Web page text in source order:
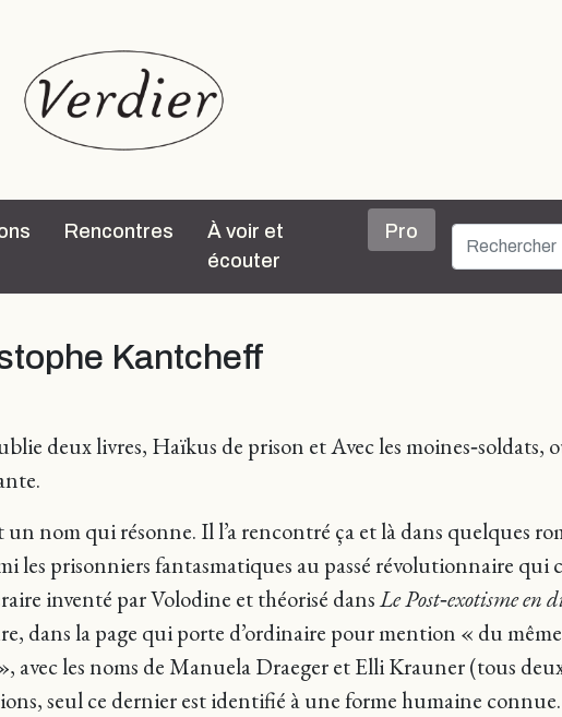
Rencontres
À voir et
écouter
Pro
Kantcheff
deux livres, Haïkus de prison et Avec les moines‑soldats,
nom qui résonne. Il l’a rencontré ça et là dans quelques
les prisonniers fantasmatiques au passé révolutionnaire qui
inventé par Volodine et théorisé dansLe Post‑exotisme en
dans la page qui porte d’ordinaire pour mention « du
avec les noms de Manuela Draeger et Elli Krauner (tous
seul ce dernier est identifié à une forme humaine connue.